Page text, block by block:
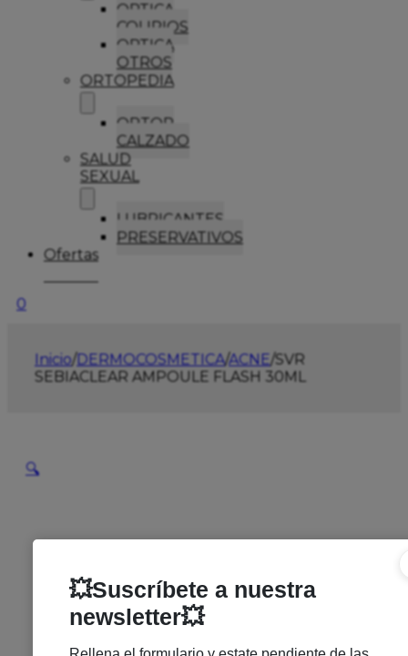
OPTICA
COLIRIOS
OPTICA
OTROS
ORTOPEDIA
ORTOP
CALZADO
SALUD
SEXUAL
LUBRICANTES
PRESERVATIVOS
Ofertas
0
Inicio/DERMOCOSMETICA/ACNE/SVR
SEBIACLEAR AMPOULE FLASH 30ML
🔍